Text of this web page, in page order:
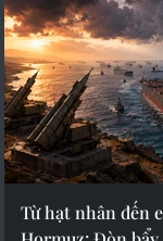
Từ hạt nhân đến